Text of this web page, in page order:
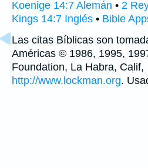
Koenige 14:7 Alemán • 2
Kings 14:7 Inglés • Bible
Las citas Bíblicas son
Américas © 1986, 1995,
Foundation, La Habra, Calif,
http://www.lockman.org.